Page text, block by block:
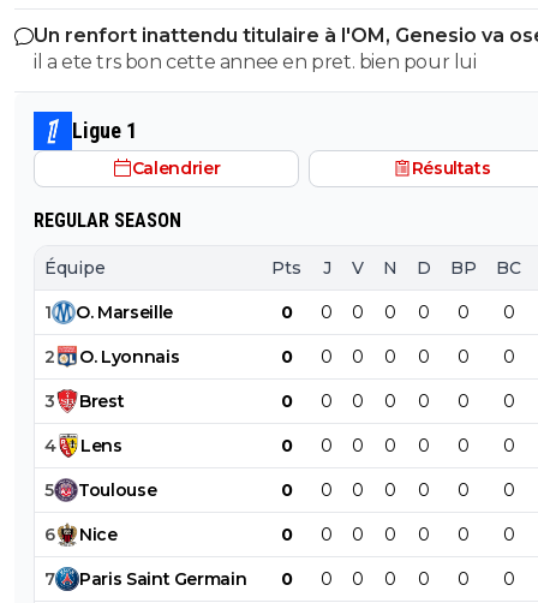
ses commentaires puérils avec des émojis et il
me répondre avec ses petites images de gogol. Ça
bien ce que je dis, on voit tout de suite qu'on a affaire à
teubé.^^
Un renfort inattendu titulaire à l'OM, Genesio va
il a ete trs bon cette annee en pret. bien pour lui
Ligue 1
Calendrier Résultats
REGULAR SEASON
Équipe Pts J V N D BP BC
1 O. Marseille 0 0 0 0 0 0 0
2 O. Lyonnais 0 0 0 0 0 0 0
3 Brest 0 0 0 0 0 0 0
4 Lens 0 0 0 0 0 0 0
5 Toulouse 0 0 0 0 0 0 0
6 Nice 0 0 0 0 0 0 0
7 Paris Saint Germain 0 0 0 0 0 0 0